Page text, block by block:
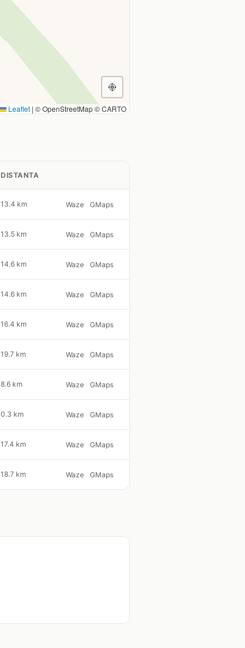
Leaflet | © OpenStreetMap © CARTO
DISTANTA
13.4 km Waze GMaps
13.5 km Waze GMaps
14.6 km Waze GMaps
14.6 km Waze GMaps
16.4 km Waze GMaps
19.7 km Waze GMaps
8.6 km Waze GMaps
0.3 km Waze GMaps
17.4 km Waze GMaps
18.7 km Waze GMaps